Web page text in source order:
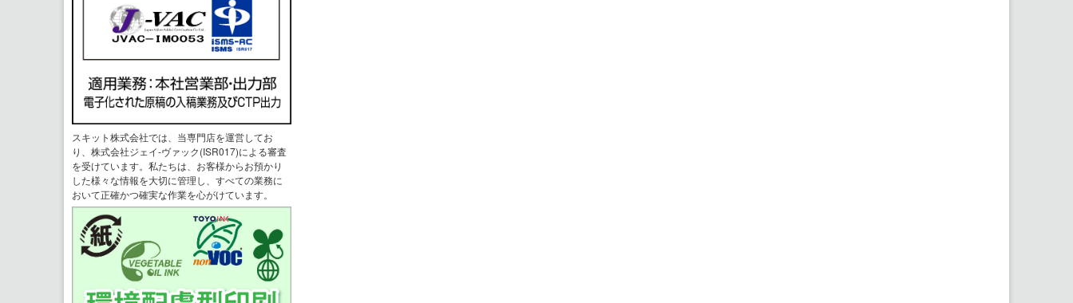
スキット株式会社では、当専門店を運営してお
り、株式会社ジェイ-ヴァック(ISR017)による審査
を受けています。私たちは、お客様からお預かり
した様々な情報を大切に管理し、すべての業務に
おいて正確かつ確実な作業を心がけています。